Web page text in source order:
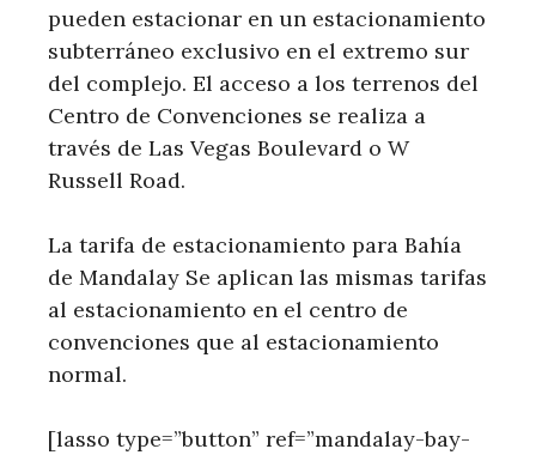
pueden estacionar en un estacionamiento
subterráneo exclusivo en el extremo sur
del complejo. El acceso a los terrenos del
Centro de Convenciones se realiza a
través de Las Vegas Boulevard o W
Russell Road.
La tarifa de estacionamiento para Bahía
de Mandalay Se aplican las mismas tarifas
al estacionamiento en el centro de
convenciones que al estacionamiento
normal.
[lasso type=”button” ref=”mandalay-bay-